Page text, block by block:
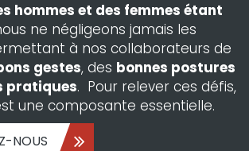
hommes et des femmes étant
ne négligeons jamais les
à nos collaborateurs de
gestes, des bonnes postures
pratiques. Pour relever ces défis,
une composante essentielle.
NOUS